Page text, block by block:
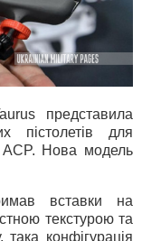
представила
пістолетів для
ACP. Нова модель
вставки на
текстурою та
конфігурація